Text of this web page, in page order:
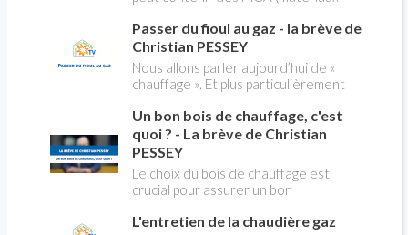
modification du système "heures
creuses" qui concerne près de 15
millions de Français !
panique, on fait le point dans notre
flash news n°3 spéciale Amiante et
ses dangers avec Christian Pessey
Passer du fioul au gaz - la brève de
Christian PESSEY
Nous allons parler aujourd’hui de «
chauffage ». Et plus particulièrement
aborder l’abandon du fioul au profit du
gaz.
Un bon bois de chauffage, c'est
quoi ? - La brève de Christian
PESSEY
Le choix du bois de chauffage est
crucial pour assurer un bon
l'impact environnemental. Mais
L'entretien de la chaudière gaz